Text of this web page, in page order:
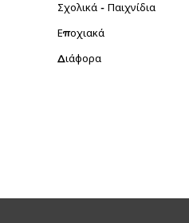
Σχολικά - Παιχνίδια
Εποχιακά
Διάφορα